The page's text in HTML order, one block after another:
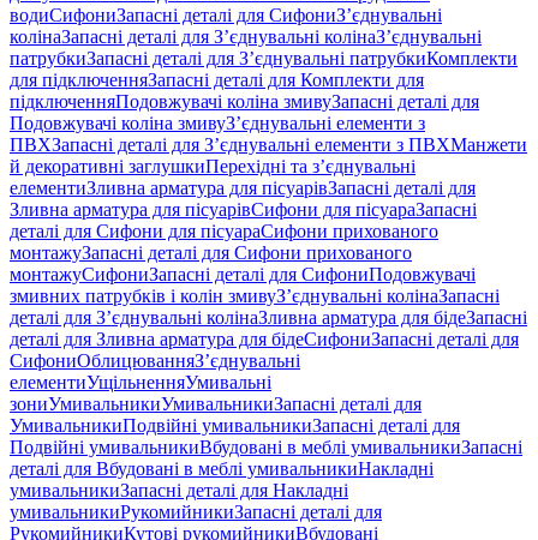
водиСифониЗапасні деталі для СифониЗ’єднувальні
колінаЗапасні деталі для З’єднувальні колінаЗ’єднувальні
патрубкиЗапасні деталі для З’єднувальні патрубкиКомплекти
для підключенняЗапасні деталі для Комплекти для
підключенняПодовжувачі коліна змивуЗапасні деталі для
Подовжувачі коліна змивуЗ’єднувальні елементи з
ПВХЗапасні деталі для З’єднувальні елементи з ПВХМанжети
й декоративні заглушкиПерехідні та з’єднувальні
елементиЗливна арматура для пісуарівЗапасні деталі для
Зливна арматура для пісуарівСифони для пісуараЗапасні
деталі для Сифони для пісуараСифони прихованого
монтажуЗапасні деталі для Сифони прихованого
монтажуСифониЗапасні деталі для СифониПодовжувачі
змивних патрубків і колін змивуЗ’єднувальні колінаЗапасні
деталі для З’єднувальні колінаЗливна арматура для бідеЗапасні
деталі для Зливна арматура для бідеСифониЗапасні деталі для
СифониОблицюванняЗ’єднувальні
елементиУщільненняУмивальні
зониУмивальникиУмивальникиЗапасні деталі для
УмивальникиПодвійні умивальникиЗапасні деталі для
Подвійні умивальникиВбудовані в меблі умивальникиЗапасні
деталі для Вбудовані в меблі умивальникиНакладні
умивальникиЗапасні деталі для Накладні
умивальникиРукомийникиЗапасні деталі для
РукомийникиКутові рукомийникиВбудовані